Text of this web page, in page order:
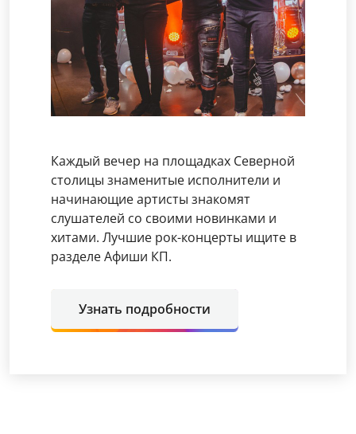
Каждый вечер на площадках Северной
столицы знаменитые исполнители и
начинающие артисты знакомят
слушателей со своими новинками и
хитами. Лучшие рок-концерты ищите в
разделе Афиши КП.
Узнать подробности